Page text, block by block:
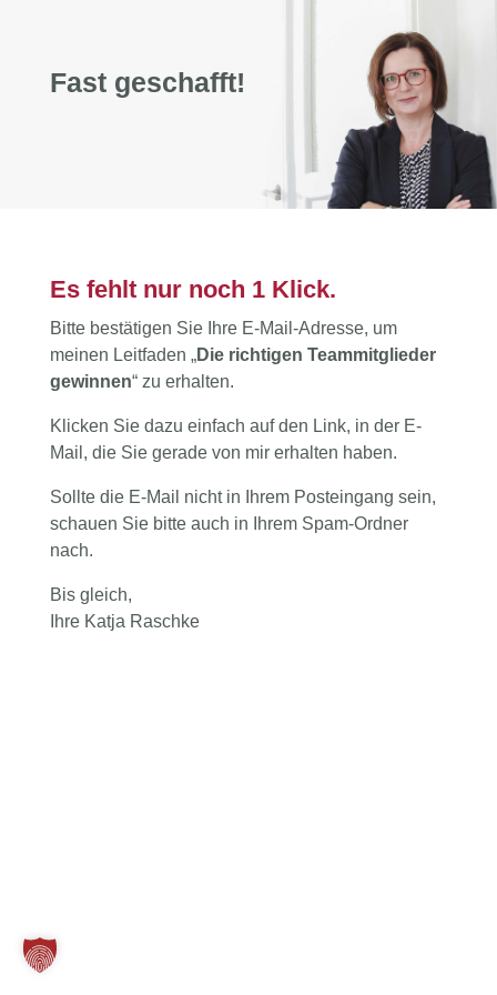
Fast geschafft!
Es fehlt nur noch 1 Klick.
Bitte bestätigen Sie Ihre E-Mail-Adresse, um
meinen Leitfaden „Die richtigen Teammitglieder
gewinnen“ zu erhalten.
Klicken Sie dazu einfach auf den Link, in der E-
Mail, die Sie gerade von mir erhalten haben.
Sollte die E-Mail nicht in Ihrem Posteingang sein,
schauen Sie bitte auch in Ihrem Spam-Ordner
nach.
Bis gleich,
Ihre Katja Raschke